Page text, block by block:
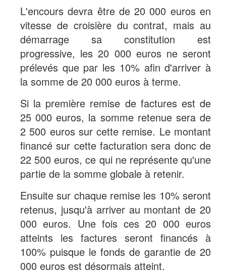
L'encours devra être de 20 000 euros en
vitesse de croisière du contrat, mais au
démarrage sa constitution est
progressive, les 20 000 euros ne seront
prélevés que par les 10% afin d'arriver à
la somme de 20 000 euros à terme.
Si la première remise de factures est de
25 000 euros, la somme retenue sera de
2 500 euros sur cette remise. Le montant
financé sur cette facturation sera donc de
22 500 euros, ce qui ne représente qu'une
partie de la somme globale à retenir.
Ensuite sur chaque remise les 10% seront
retenus, jusqu'à arriver au montant de 20
000 euros. Une fois ces 20 000 euros
atteints les factures seront financés à
100% puisque le fonds de garantie de 20
000 euros est désormais atteint.